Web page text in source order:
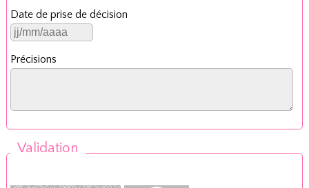
Date de prise de décision
Précisions
Validation